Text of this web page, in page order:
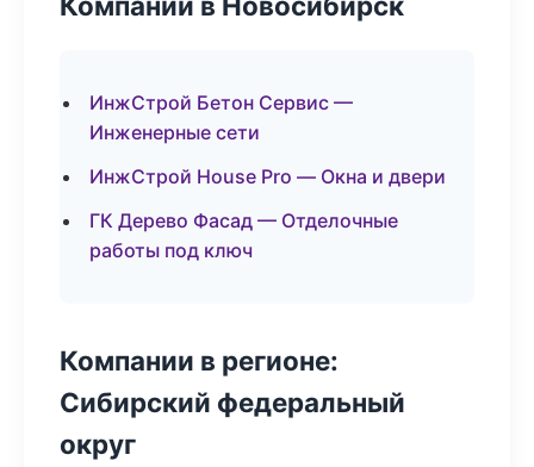
ИнжСтрой Бетон Сервис —
Инженерные сети
ИнжСтрой House Pro — Окна и двери
ГК Дерево Фасад — Отделочные
работы под ключ
Компании в регионе:
Сибирский федеральный
округ